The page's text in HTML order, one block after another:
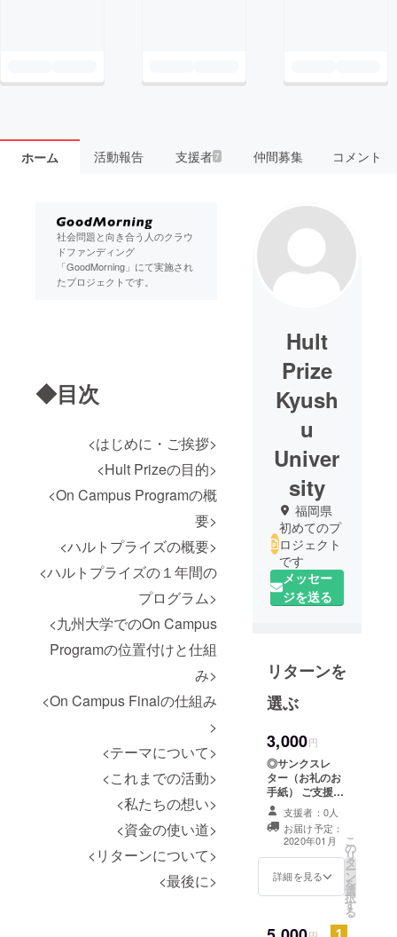
ホーム 活動報告 支援者7 仲間募集 コメント
社会問題と向き合う人のクラウ
ドファンディング
「GoodMorning」にて実施され
たプロジェクトです。
◆目次
<はじめに・ご挨拶>
<Hult Prizeの目的>
<On Campus Programの概
要>
<ハルトプライズの概要>
<ハルトプライズの１年間の
プログラム>
<九州大学でのOn Campus
Programの位置付けと仕組
み>
<On Campus Finalの仕組み
>
<テーマについて>
<これまでの活動>
<私たちの想い>
<資金の使い道>
<リターンについて>
<最後に>
Hult
Prize
Kyush
u
Univer
sity
福岡県
初めてのプ
ロジェクト
です
メッセー
ジを送る
リターンを
選ぶ
3,000円
◎サンクスレ
ター（お礼のお
手紙） ご支援い
ただきた方に、
感謝の気持ちを
込めてお礼のお
手紙をお送りさ
せていただきま
す。
支援者：0人
お届け予定：
2020年01月
詳細を見る
こ
の
リ
タ
ー
ン
を
選
択
す
る